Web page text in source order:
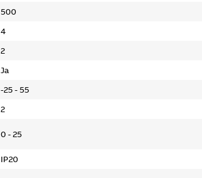
500
4
2
Ja
-25 - 55
2
0 - 25
IP20